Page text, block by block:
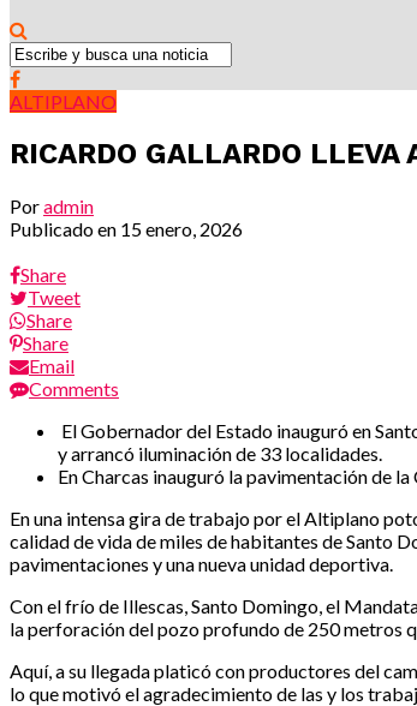
ALTIPLANO
RICARDO GALLARDO
Poradmin
Publicado en 15 enero, 2026
Share
Tweet
Share
Share
Email
Comments
El Gobernador del Estado inauguró en
y arrancó iluminación de 33 localidades.
En Charcas inauguró la pavimentación de
En una intensa gira de trabajo por el Altiplano
calidad de vida de miles de habitantes de Santo
pavimentaciones y una nueva unidad deportiva.
Con el frío de Illescas, Santo Domingo, el
la perforación del pozo profundo de 250 metros
Aquí, a su llegada platicó con productores del
lo que motivó el agradecimiento de las y los